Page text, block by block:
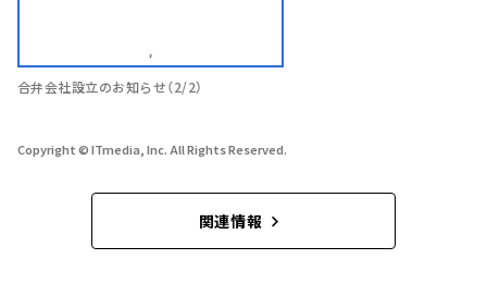
合弁会社設立のお知らせ（2/2）
Copyright © ITmedia, Inc. All Rights Reserved.
関連情報